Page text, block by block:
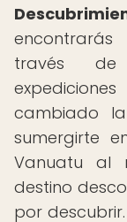
través de
cambiado
sumergirte
Vanuatu al
destino
por